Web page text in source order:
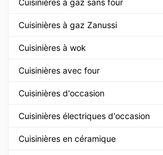
Cuisinières à gaz sans four
Cuisinières à gaz Zanussi
Cuisinières à wok
Cuisinières avec four
Cuisinières d'occasion
Cuisinières électriques d'occasion
Cuisinières en céramique